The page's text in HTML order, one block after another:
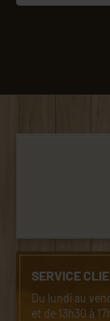
SERVICE
Du lundi au
et de 13h30 à